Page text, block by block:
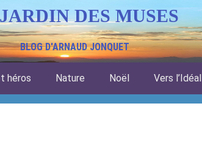
DES MUSES
BLOG D'ARNAUD JONQUET
héros Nature Noël Vers l’Idéal